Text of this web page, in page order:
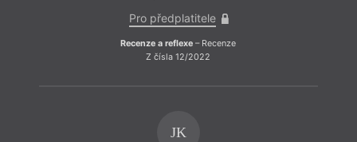
Pro předplatitele
Recenze a reflexe – Recenze
Z čísla 12/2022
JK